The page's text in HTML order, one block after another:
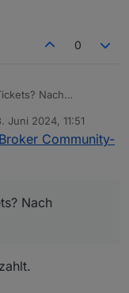
0
Nach
Juni 2024, 11:51
von
Community-
Nach